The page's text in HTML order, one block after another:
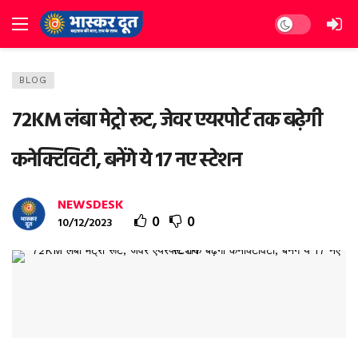
Dark mode
BLOG
72KM लंबा मेट्रो रूट, जेवर एयरपोर्ट तक बढ़ेगी
कनेक्टिविटी, बनेंगे ये 17 नए स्टेशन
NEWSDESK
10/12/2023 0 0